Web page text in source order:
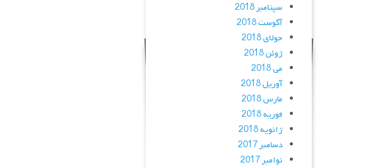
سپتامبر 2018
آگوست 2018
جولای 2018
ژوئن 2018
می 2018
آوریل 2018
مارس 2018
فوریه 2018
ژانویه 2018
دسامبر 2017
نوامبر 2017